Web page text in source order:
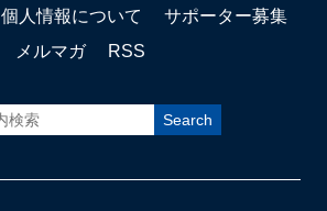
個人情報について
サポーター募集
メルマガ
RSS